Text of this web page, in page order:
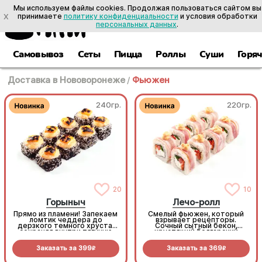
Самовывоз Сеты Пицца Роллы Суши
Доставка в Нововоронеже / Фьюжен
240гр.
20
Горыныч
Прямо из пламени! Запекаем
ломтик чеддера до
дерзкого темного хруста,
сохраняя внутри тягучую
черной масаго и сочным
тунцом получается
феноменально вкусно.
Заказать за 399R
220гр.
10
Лечо-ролл
Смелый фьюжен, который
взрывает рецепторы.
Сочный сытный бекон,
хрустящий болгарский
умами-морковь и пикантный
тайский соус на сливочной
закажете его снова. (8шт.)
Заказать за 369R
X
Мы используем файлы cookies. Продолжая пользоваться сайтом вы
принимаете политику конфиденциальности и условия обработки
персональных данных.